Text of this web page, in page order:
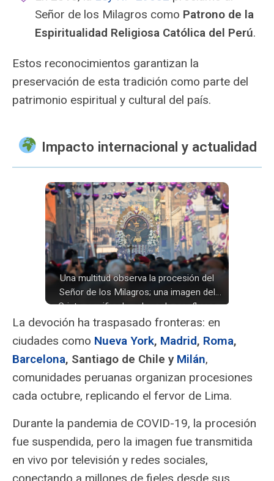
Señor de los Milagros como Patrono de la
Espiritualidad Religiosa Católica del Perú.
Estos reconocimientos garantizan la
preservación de esta tradición como parte del
patrimonio espiritual y cultural del país.
Impacto internacional y actualidad
Una multitud observa la procesión del
Señor de los Milagros; una imagen del
Cristo crucificado, adornada con flores
blancas y un marco dorado, se mueve
entre edificios de tonos tierra, mientras
corazones morados flotan en el aire.
La devoción ha traspasado fronteras: en
ciudades como Nueva York, Madrid, Roma,
Barcelona, Santiago de Chile y Milán,
comunidades peruanas organizan procesiones
cada octubre, replicando el fervor de Lima.
Durante la pandemia de COVID-19, la procesión
fue suspendida, pero la imagen fue transmitida
en vivo por televisión y redes sociales,